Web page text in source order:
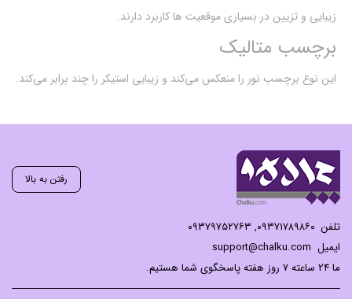
زیبایی و تزیین در بسیاری موقعیت ها کاربرد دارند.
برچسب متالیک
این نوع برچسب نور را منعکس می‌کند و زیبایی استیکر را چند برابر می‌کند.
رفتن به بالا
تلفن ۰۹۳۷۱۷۸۹۸۶۰, ۰۹۳۷۹۷۵۲۷۶۳
ایمیل support@chalku.com
ما 24 ساعته 7 روز هفته پاسخگوی شما هستیم.